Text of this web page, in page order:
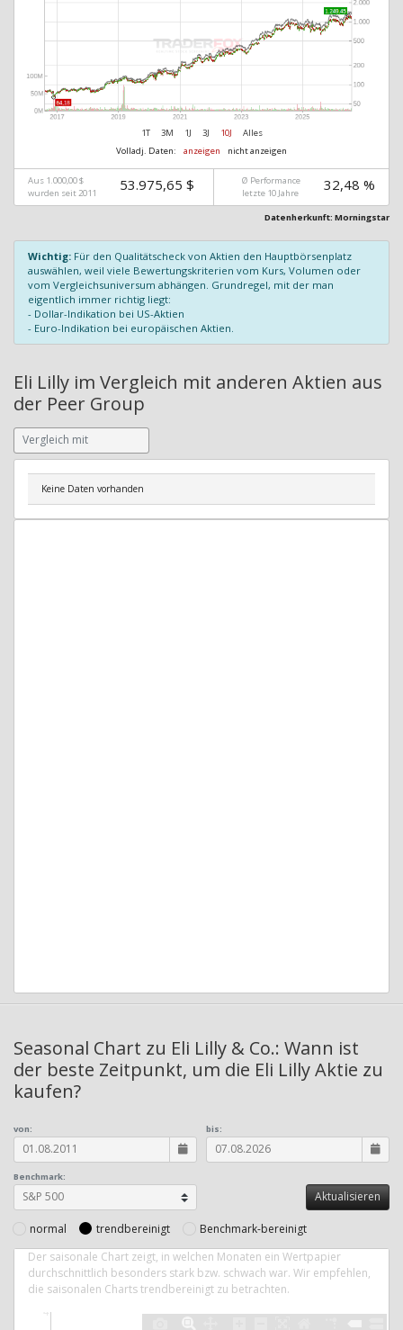
1T 3M 1J 3J 10J
Alles
Volladj. Daten:
anzeigen nicht anzeigen
Aus 1.000,00 $
wurden seit 2011
53.975,65 $
Ø Performance
letzte 10 Jahre
32,48 %
Datenherkunft: Morningstar
Wichtig: Für den Qualitätscheck von Aktien den Hauptbörsenplatz
auswählen, weil viele Bewertungskriterien vom Kurs, Volumen oder
vom Vergleichsuniversum abhängen. Grundregel, mit der man
eigentlich immer richtig liegt:
- Dollar-Indikation bei US-Aktien
- Euro-Indikation bei europäischen Aktien.
Eli Lilly im Vergleich mit anderen Aktien aus
der Peer Group
Keine Daten vorhanden
Seasonal Chart zu Eli Lilly & Co.: Wann ist
der beste Zeitpunkt, um die Eli Lilly Aktie zu
kaufen?
Benchmark:
von: bis:
normal trendbereinigt
Benchmark-bereinigt
Der saisonale Chart zeigt, in welchen Monaten ein Wertpapier
durchschnittlich besonders stark bzw. schwach war. Wir empfehlen,
die saisonalen Charts trendbereinigt zu betrachten.
4